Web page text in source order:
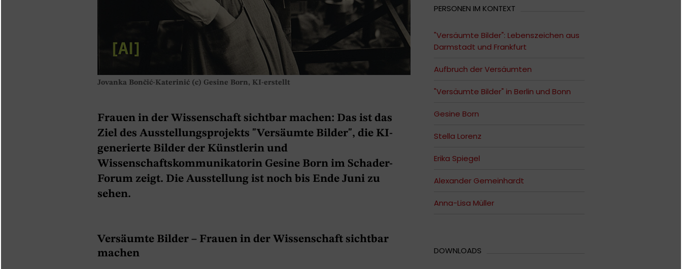
Jovanka Bončić-Katerinić (c) Gesine Born, KI-erstellt
Frauen in der Wissenschaft sichtbar machen: Das ist das
Ziel des Ausstellungsprojekts "Versäumte Bilder", die KI-
generierte Bilder der Künstlerin und
Wissenschaftskommunikatorin Gesine Born im Schader-
Forum zeigt. Die Ausstellung ist noch bis Ende Juni zu
sehen.
Versäumte Bilder – Frauen in der Wissenschaft sichtbar
machen
PERSONEN IM KONTEXT
"Versäumte Bilder": Lebenszeichen aus
Darmstadt und Frankfurt
Aufbruch der Versäumten
"Versäumte Bilder" in Berlin und Bonn
Gesine Born
Stella Lorenz
Erika Spiegel
Alexander Gemeinhardt
Anna-Lisa Müller
DOWNLOADS